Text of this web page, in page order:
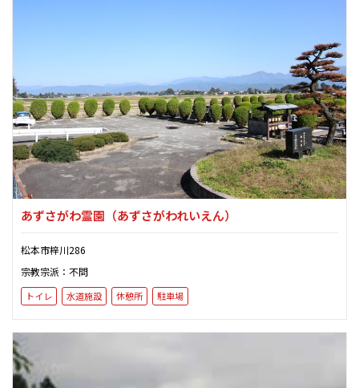
あずさがわ霊園 （あずさがわれいえん）
松本市梓川286
宗教宗派：不問
トイレ 水道施設 休憩所 駐車場